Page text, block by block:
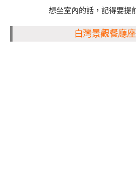
想坐室內的話，記得要提
白灣景觀餐廳